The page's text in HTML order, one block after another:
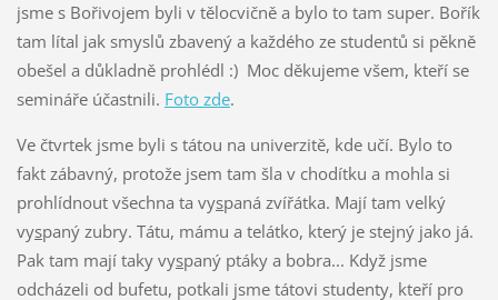
jsme s Bořivojem byli v tělocvičně a bylo to tam super. Bořík
tam lítal jak smyslů zbavený a každého ze studentů si pěkně
obešel a důkladně prohlédl :) Moc děkujeme všem, kteří se
semináře účastnili. Foto zde.
Ve čtvrtek jsme byli s tátou na univerzitě, kde učí. Bylo to
fakt zábavný, protože jsem tam šla v chodítku a mohla si
prohlídnout všechna ta vyspaná zvířátka. Mají tam velký
vyspaný zubry. Tátu, mámu a telátko, který je stejný jako já.
Pak tam mají taky vyspaný ptáky a bobra... Když jsme
odcházeli od bufetu, potkali jsme tátovi studenty, kteří pro